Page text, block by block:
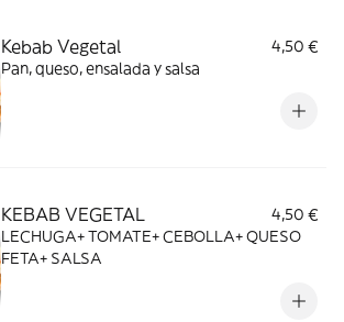
Kebab Vegetal
4,50 €
Pan, queso, ensalada y salsa
KEBAB VEGETAL
4,50 €
LECHUGA+ TOMATE+ CEBOLLA+ QUESO
FETA+ SALSA